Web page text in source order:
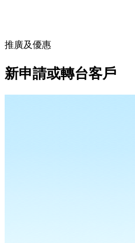
推廣及優惠
新申請或轉台客戶